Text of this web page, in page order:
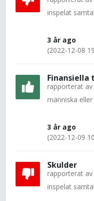
inspelat
3 år ago
(2022-12-08
rapporterat av
människa
3 år ago
(2022-12-09
Skulder
rapporterat av
inspelat